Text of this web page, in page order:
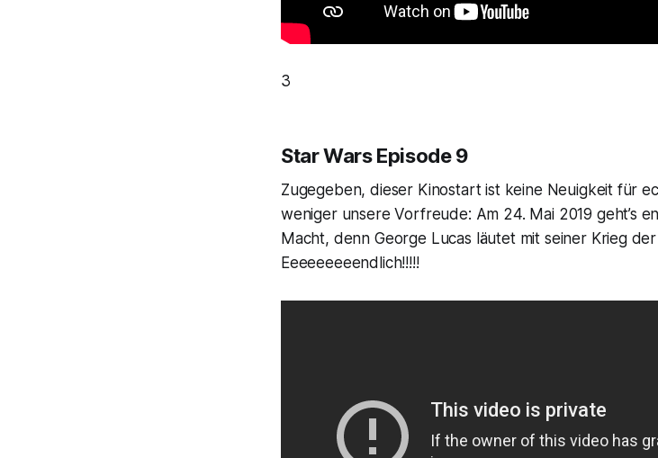
3
Star Wars Episode 9
Zugegeben, dieser Kinostart ist keine Neuigkeit für
weniger unsere Vorfreude: Am 24. Mai 2019 geht’s
Macht, denn George Lucas läutet mit seiner Krieg
Eeeeeeeeendlich!!!!!